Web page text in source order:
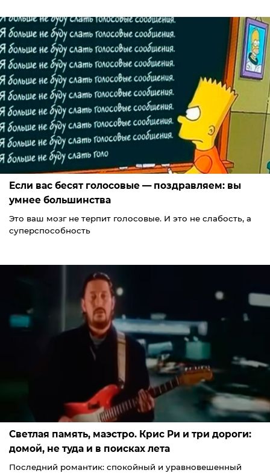
Если вас бесят голосовые — поздравляем: вы
умнее большинства
Это ваш мозг не терпит голосовые. И это не слабость, а
суперспособность
Светлая память, маэстро. Крис Ри и три дороги:
домой, не туда и в поисках лета
Последний романтик: спокойный и уравновешенный